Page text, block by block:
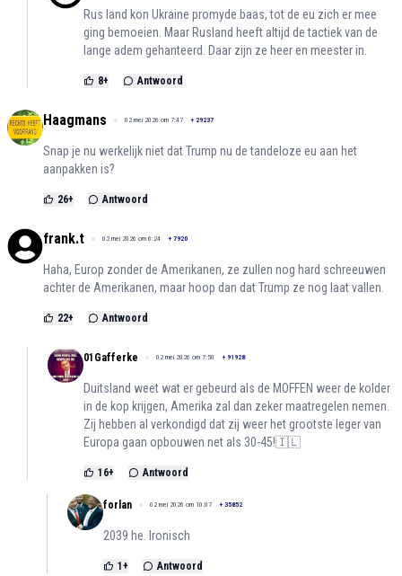
Rus land kon Ukraine promyde baas, tot de eu zich er mee
ging bemoeien. Maar Rusland heeft altijd de tactiek van de
lange adem gehanteerd. Daar zijn ze heer en meester in.
8+ Antwoord
Haagmans 02 mei 2026 om 7:47 + 29237
Snap je nu werkelijk niet dat Trump nu de tandeloze eu aan het
aanpakken is?
26+ Antwoord
frank.t 02 mei 2026 om 6:24 + 7920
Haha, Europ zonder de Amerikanen, ze zullen nog hard schreeuwen
achter de Amerikanen, maar hoop dan dat Trump ze nog laat vallen.
22+ Antwoord
01Gafferke 02 mei 2026 om 7:50 + 91928
Duitsland weet wat er gebeurd als de MOFFEN weer de kolder
in de kop krijgen, Amerika zal dan zeker maatregelen nemen.
Zij hebben al verkondigd dat zij weer het grootste leger van
Europa gaan opbouwen net als 30-45!🇮🇱
16+ Antwoord
forlan 02 mei 2026 om 10:07 + 35852
2039 he. Ironisch
1 + Antwoord